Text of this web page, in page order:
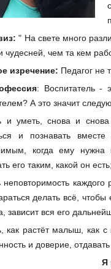
" На свете много
чудесней, чем та кем
изречение: Педагог не
: Воспитатель -
А это значит
и уметь, снова и снова
и познавать
когда ему
его таким, какой он есть;
неповторимость каждого
делать всё,
зависит вся его
как растёт малыш, как
и доверие,
Я